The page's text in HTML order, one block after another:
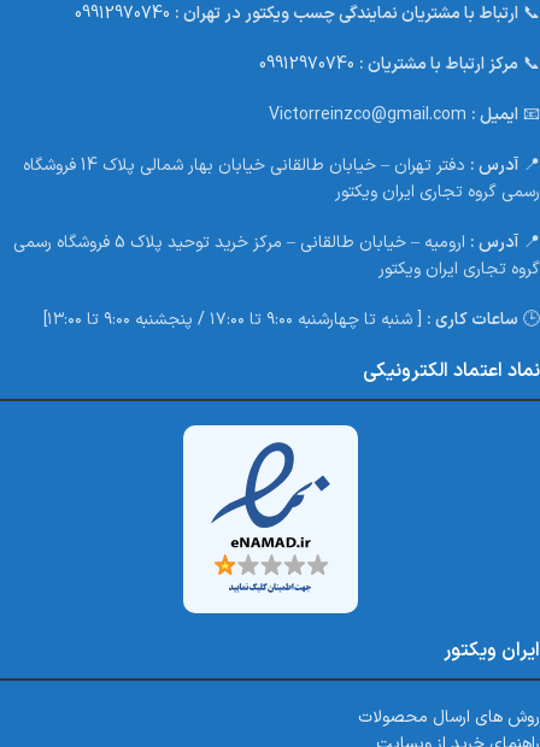
📞 ارتباط با مشتریان نمایندگی چسب ویکتور در تهران : 09912970740
📞 مرکز ارتباط با مشتریان : 09912970740
📧 ایمیل :
📍 آدرس :
دفتر تهران – خیابان طالقانی خیابان بهار شمالی پلاک 14 فروشگاه
رسمی گروه تجاری ایران ویکتور
📍 آدرس :
ارومیه – خیابان طالقانی – مرکز خرید توحید پلاک 5 فروشگاه رسمی
گروه تجاری ایران ویکتور
🕒 ساعات کاری : [ شنبه تا چهارشنبه ۹:۰۰ تا ۱۷:۰۰ / پنجشنبه ۹:۰۰ تا ۱۳:۰۰]
نماد اعتماد الکترونیکی
ایران ویکتور
روش های ارسال محصولات